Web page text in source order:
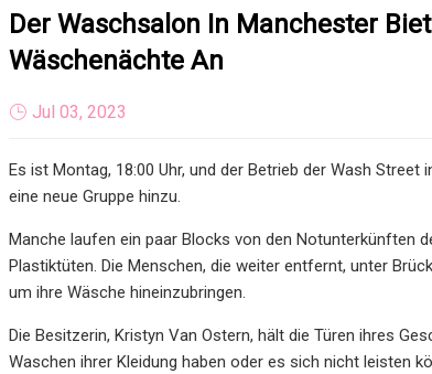
Der Waschsalon In Manchester
Wäschenächte An
Jul 03, 2023
Es ist Montag, 18:00 Uhr, und der Betrieb der Wash
eine neue Gruppe hinzu.
Manche laufen ein paar Blocks von den Notunterkünften
Plastiktüten. Die Menschen, die weiter entfernt, unter
um ihre Wäsche hineinzubringen.
Die Besitzerin, Kristyn Van Ostern, hält die Türen ihres
Waschen ihrer Kleidung haben oder es sich nicht leisten